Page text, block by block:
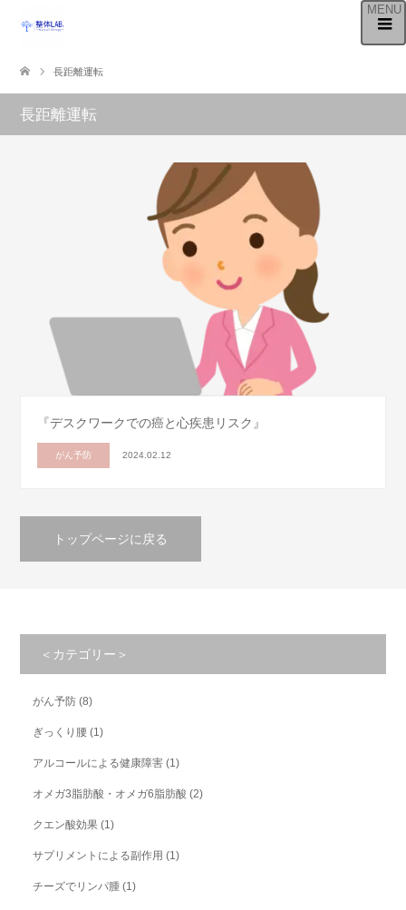
長距離運転
長距離運転
『デスクワークでの癌と心疾患リスク』
がん予防 2024.02.12
トップページに戻る
＜カテゴリー＞
がん予防 (8)
ぎっくり腰 (1)
アルコールによる健康障害 (1)
オメガ3脂肪酸・オメガ6脂肪酸 (2)
クエン酸効果 (1)
サプリメントによる副作用 (1)
チーズでリンパ腫 (1)